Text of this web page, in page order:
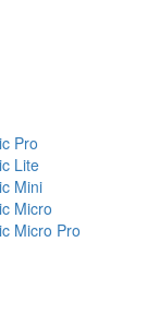
Pro
Lite
Mini
Micro
Micro Pro